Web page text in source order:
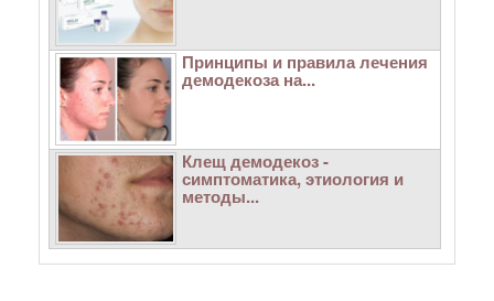
Принципы и правила лечения
демодекоза на...
Клещ демодекоз -
симптоматика, этиология и
методы...